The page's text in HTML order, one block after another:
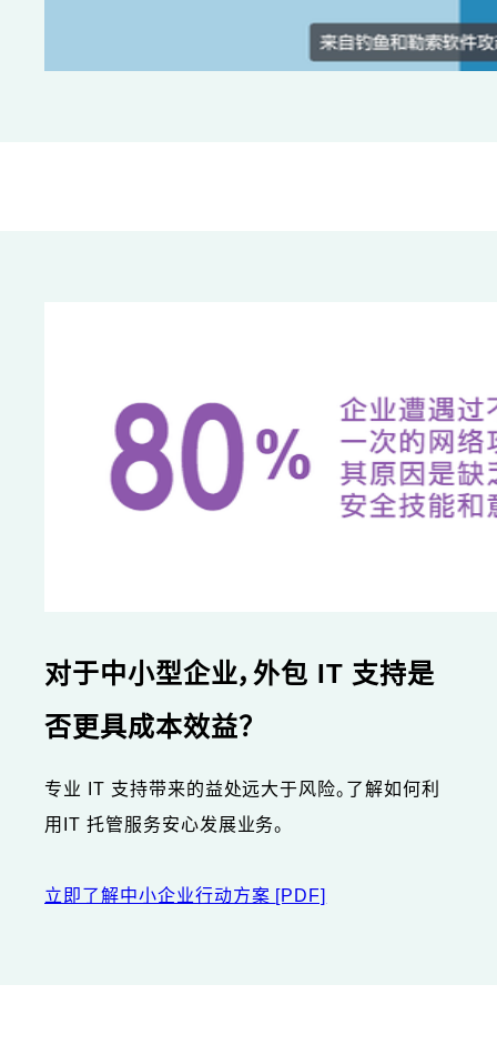
对于中小型企业，外包 IT 支持是
否更具成本效益？
专业 IT 支持带来的益处远大于风险。了解如何利
用IT 托管服务安心发展业务。
立即了解中小企业行动方案 [PDF]